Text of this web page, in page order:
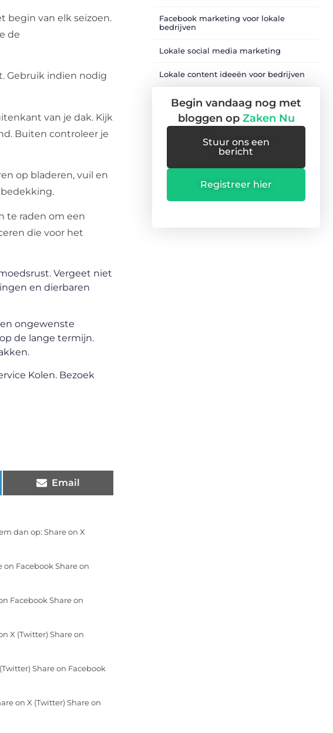
begin van elk seizoen.
de
Gebruik indien nodig
van je dak. Kijk
Buiten controleer je
op bladeren, vuil en
te raden om een
die voor het
Vergeet niet
en dierbaren
ongewenste
de lange termijn.
Kolen. Bezoek
Email
dan op: Share on X
on Facebook Share on
Facebook Share on
X (Twitter) Share on
Share on Facebook
on X (Twitter) Share on
Facebook marketing voor lokale
bedrijven
Lokale social media marketing
Lokale content ideeën voor bedrijven
Begin vandaag nog met
bloggen op Zaken Nu
Stuur ons een
bericht
Registreer hier